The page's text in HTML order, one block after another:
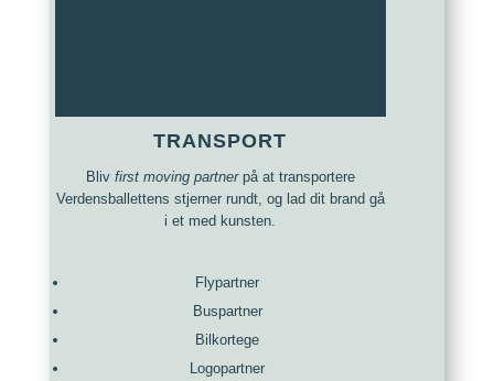
TRANSPORT
Bliv first moving partnerpå at transportere
Verdensballettens stjerner rundt, og lad dit brand gå
i et med kunsten.
Flypartner
Buspartner
Bilkortege
Logopartner